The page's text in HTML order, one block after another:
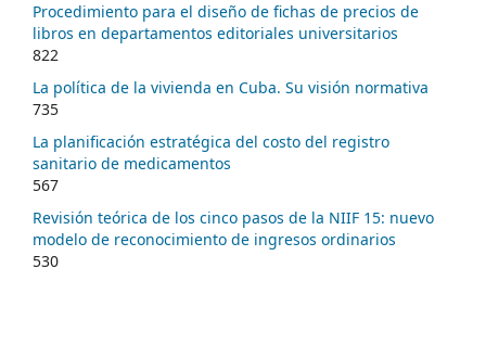
Procedimiento para el diseño de fichas de precios de
libros en departamentos editoriales universitarios
822
La política de la vivienda en Cuba. Su visión normativa
735
La planificación estratégica del costo del registro
sanitario de medicamentos
567
Revisión teórica de los cinco pasos de la NIIF 15: nuevo
modelo de reconocimiento de ingresos ordinarios
530